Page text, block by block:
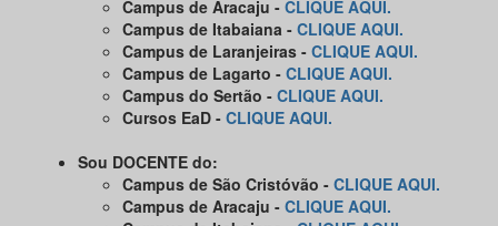
Campus de Aracaju - CLIQUE AQUI.
Campus de Itabaiana - CLIQUE AQUI.
Campus de Laranjeiras - CLIQUE AQUI.
Campus de Lagarto - CLIQUE AQUI.
Campus do Sertão - CLIQUE AQUI.
Cursos EaD - CLIQUE AQUI.
Sou DOCENTE do:
Campus de São Cristóvão - CLIQUE AQUI.
Campus de Aracaju - CLIQUE AQUI.